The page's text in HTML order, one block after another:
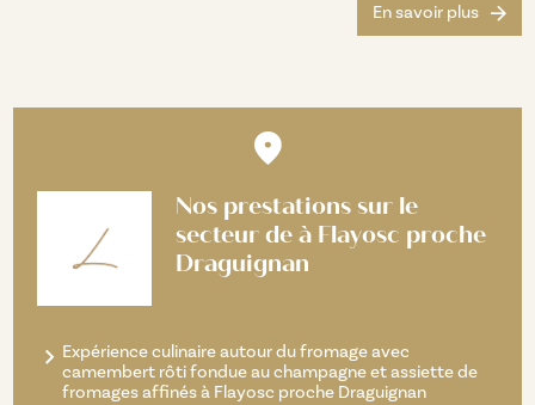
En savoir plus
Nos prestations sur le
secteur de à Flayosc proche
Draguignan
Expérience culinaire autour du fromage avec
camembert rôti fondue au champagne et assiette de
fromages affinés à Flayosc proche Draguignan